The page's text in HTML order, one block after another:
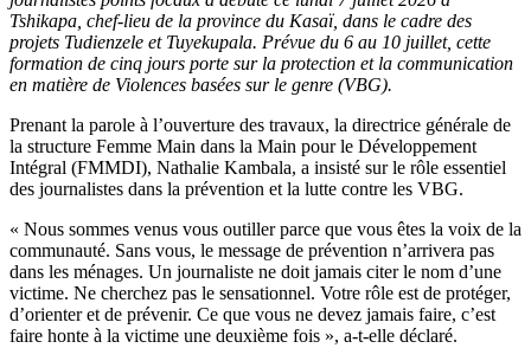
Tshikapa, chef-lieu de la province du Kasaï, dans le cadre des
projets Tudienzele et Tuyekupala. Prévue du 6 au 10 juillet, cette
formation de cinq jours porte sur la protection et la communication
en matière de Violences basées sur le genre (VBG).
Prenant la parole à l’ouverture des travaux, la directrice générale de
la structure Femme Main dans la Main pour le Développement
Intégral (FMMDI), Nathalie Kambala, a insisté sur le rôle essentiel
des journalistes dans la prévention et la lutte contre les VBG.
« Nous sommes venus vous outiller parce que vous êtes la voix de la
communauté. Sans vous, le message de prévention n’arrivera pas
dans les ménages. Un journaliste ne doit jamais citer le nom d’une
victime. Ne cherchez pas le sensationnel. Votre rôle est de protéger,
d’orienter et de prévenir. Ce que vous ne devez jamais faire, c’est
faire honte à la victime une deuxième fois », a-t-elle déclaré.